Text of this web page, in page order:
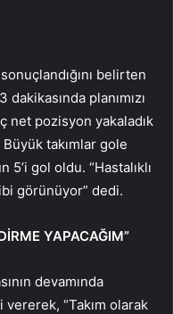
belirten
dakikasında planımızı
net pozisyon yakaladık
takımlar gole
gol oldu. “Hastalıklı
görünüyor” dedi.
YAPACAĞIM”
devamında
vererek, “Takım olarak